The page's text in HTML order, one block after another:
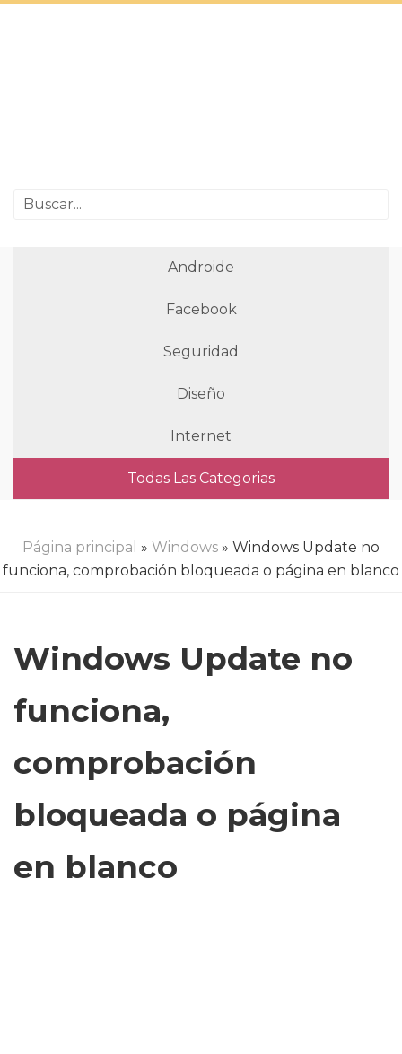
Androide
Facebook
Seguridad
Diseño
Internet
Todas Las Categorias
Página principal » Windows » Windows Update no
funciona, comprobación bloqueada o página en blanco
Windows Update no
funciona,
comprobación
bloqueada o página
en blanco